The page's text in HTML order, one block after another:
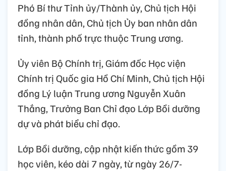
Phó Bí thư Tỉnh ủy/Thành ủy, Chủ tịch Hội
đồng nhân dân, Chủ tịch Ủy ban nhân dân
tỉnh, thành phố trực thuộc Trung ương.
Ủy viên Bộ Chính trị, Giám đốc Học viện
Chính trị Quốc gia Hồ Chí Minh, Chủ tịch Hội
đồng Lý luận Trung ương Nguyễn Xuân
Thắng, Trưởng Ban Chỉ đạo Lớp Bồi dưỡng
dự và phát biểu chỉ đạo.
Lớp Bồi dưỡng, cập nhật kiến thức gồm 39
học viên, kéo dài 7 ngày, từ ngày 26/7-